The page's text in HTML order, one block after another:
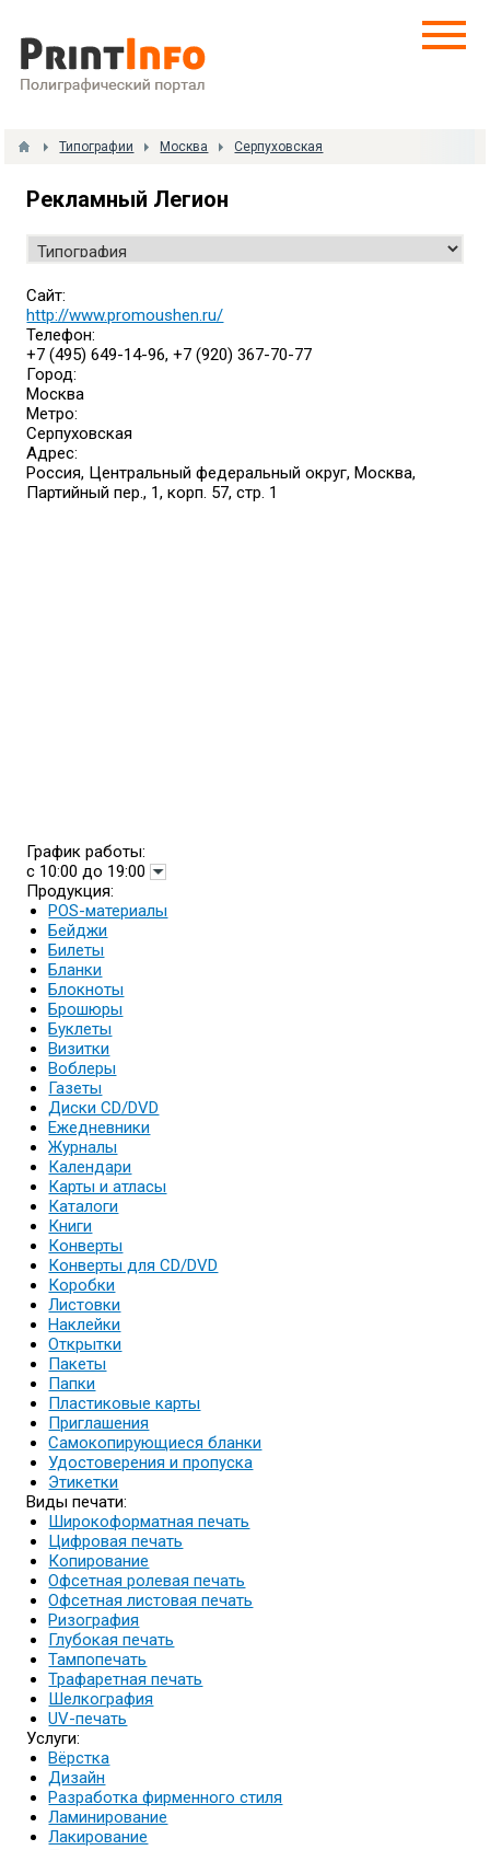
Типографии Москва Серпуховская
Рекламный Легион
Сайт:
http://www.promoushen.ru/
Телефон:
+7 (495) 649-14-96, +7 (920) 367-70-77
Город:
Москва
Метро:
Серпуховская
Адрес:
Россия, Центральный федеральный округ, Москва,
Партийный пер., 1, корп. 57, стр. 1
График работы:
с 10:00 до 19:00
Продукция:
POS-материалы
Бейджи
Билеты
Бланки
Блокноты
Брошюры
Буклеты
Визитки
Воблеры
Газеты
Диски CD/DVD
Ежедневники
Журналы
Календари
Карты и атласы
Каталоги
Книги
Конверты
Конверты для CD/DVD
Коробки
Листовки
Наклейки
Открытки
Пакеты
Папки
Пластиковые карты
Приглашения
Самокопирующиеся бланки
Удостоверения и пропуска
Этикетки
Виды печати:
Широкоформатная печать
Цифровая печать
Копирование
Офсетная ролевая печать
Офсетная листовая печать
Ризография
Глубокая печать
Тампопечать
Трафаретная печать
Шелкография
UV-печать
Услуги:
Вёрстка
Дизайн
Разработка фирменного стиля
Ламинирование
Лакирование